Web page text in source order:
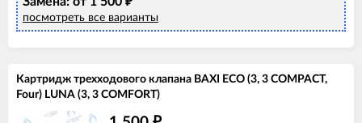
BAXI LUNA-3 COMFORT 240 Fi (CSZ)
BAXI LUNA-3 COMFORT 240 i (CSE)
BAXI LUNA-3 COMFORT 310 Fi (CSZ)
посмотреть все варианты
Картридж трехходового клапана BAXI ECO (3, 3 COMPACT,
Four) LUNA (3, 3 COMFORT)